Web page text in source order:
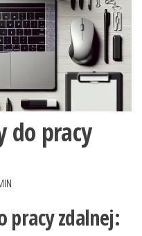
do pracy
pracy zdalnej: